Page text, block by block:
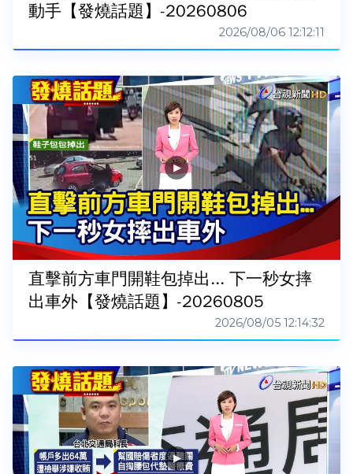
動手【發燒話題】-20260806
2026/08/06 12:12:11
直擊前方車門開鞋包掉出... 下一秒女摔
出車外【發燒話題】-20260805
2026/08/05 12:14:32